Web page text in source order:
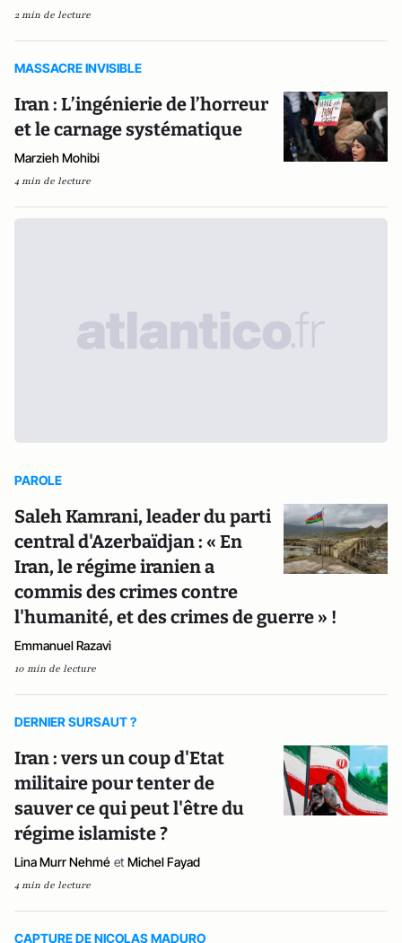
2 min de lecture
MASSACRE INVISIBLE
Iran : L’ingénierie de l’horreur
et le carnage systématique
Marzieh Mohibi
4 min de lecture
PAROLE
Saleh Kamrani, leader du parti
central d'Azerbaïdjan : « En
Iran, le régime iranien a
commis des crimes contre
l'humanité, et des crimes de guerre » !
Emmanuel Razavi
10 min de lecture
DERNIER SURSAUT ?
Iran : vers un coup d'Etat
militaire pour tenter de
sauver ce qui peut l'être du
régime islamiste ?
Lina Murr Nehmé et Michel Fayad
4 min de lecture
CAPTURE DE NICOLAS MADURO